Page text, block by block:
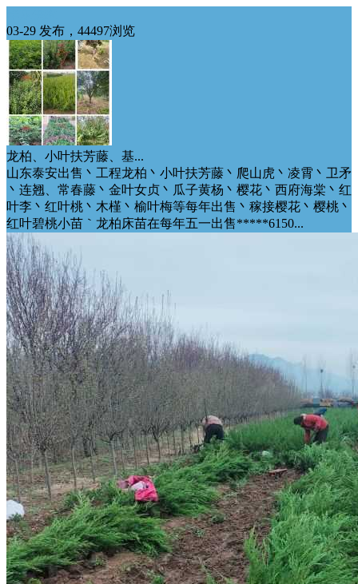
03-29 发布，44497浏览
龙柏、小叶扶芳藤、基...
山东泰安出售丶工程龙柏丶小叶扶芳藤丶爬山虎丶凌霄丶卫矛
丶连翘、常春藤丶金叶女贞丶瓜子黄杨丶樱花丶西府海棠丶红
叶李丶红叶桃丶木槿丶榆叶梅等每年出售丶稼接樱花丶樱桃丶
红叶碧桃小苗｀龙柏床苗在每年五一出售*****6150...